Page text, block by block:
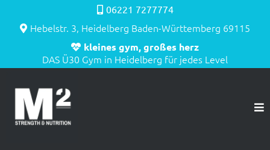
06221 7277774
Hebelstr. 3, Heidelberg Baden-Württemberg 69115
kleines gym, großes herz
DAS Ü30 Gym in Heidelberg für jedes Level